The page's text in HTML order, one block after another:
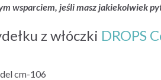
wsparciem, jeśli masz jakiekolwiek
z włóczki DROPS
cm-106